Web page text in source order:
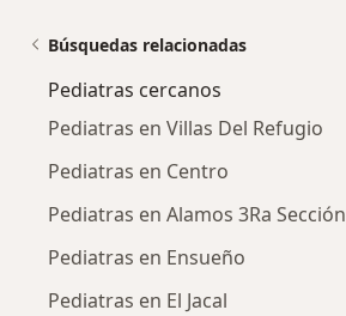
Búsquedas relacionadas
Pediatras cercanos
Pediatras en Villas Del Refugio
Pediatras en Centro
Pediatras en Alamos 3Ra Sección
Pediatras en Ensueño
Pediatras en El Jacal